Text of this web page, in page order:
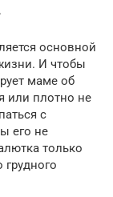
основной
И чтобы
маме об
или плотно не
с
его не
только